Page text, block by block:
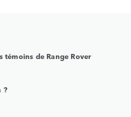
témoins de Range Rover
?